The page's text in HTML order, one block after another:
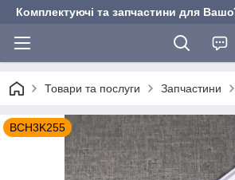
Комплектуючі та запчастини для
Товари та послуги Запчастини
BCH3K255